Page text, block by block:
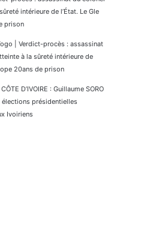
intérieure de l’État. Le Gle
prison
| Verdict-procès : assassinat
à la sûreté intérieure de
20ans de prison
CÔTE D’IVOIRE : Guillaume SORO
élections présidentielles
Ivoiriens